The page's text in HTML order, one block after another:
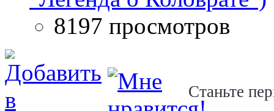
8197 просмотров
Станьте